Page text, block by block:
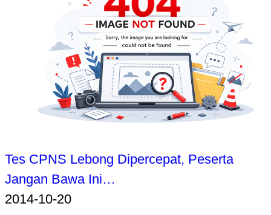
Tes CPNS Lebong Dipercepat, Peserta
Jangan Bawa Ini…
2014-10-20